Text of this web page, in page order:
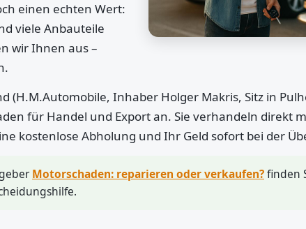
einen echten Wert:
viele Anbauteile
wir Ihnen aus –
(H.M.Automobile, Inhaber Holger Makris, Sitz in
für Handel und Export an. Sie verhandeln direkt
kostenlose Abholung und Ihr Geld sofort bei der
Motorschaden: reparieren oder verkaufen?finden